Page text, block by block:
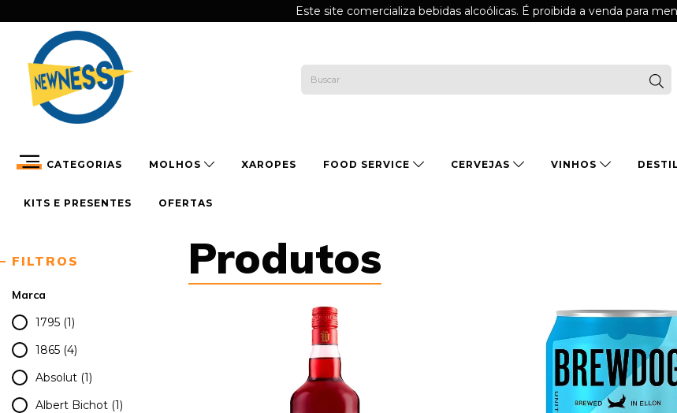
Este site comercializa bebidas alcoólicas. É proibida a venda para
CATEGORIAS MOLHOS XAROPES FOOD SERVICE CERVEJAS VINHOS
KITS E PRESENTES OFERTAS
FILTROS
Marca
1795 (1)
1865 (4)
Absolut (1)
Albert Bichot (1)
Produtos